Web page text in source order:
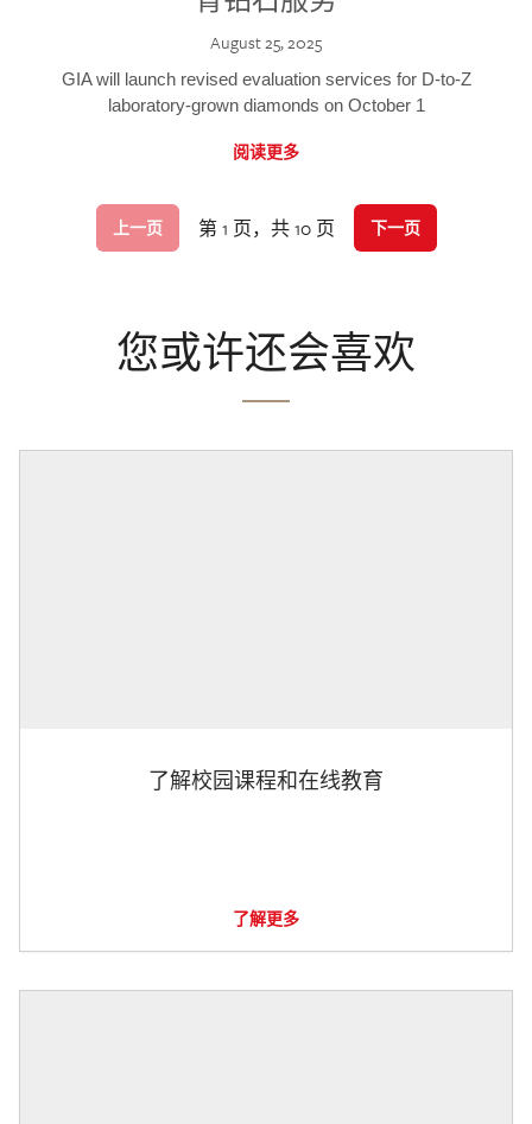
August 25, 2025
GIA will launch revised evaluation services for D-to-Z
laboratory-grown diamonds on October 1
阅读更多
上一页 第 1 页，共 10 页 下一页
您或许还会喜欢
了解校园课程和在线教育
了解更多